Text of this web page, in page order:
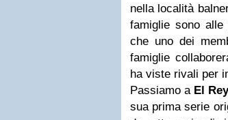
nella località
famiglie sono
che uno dei
famiglie
ha viste rivali per
Passiamo a El
sua prima serie